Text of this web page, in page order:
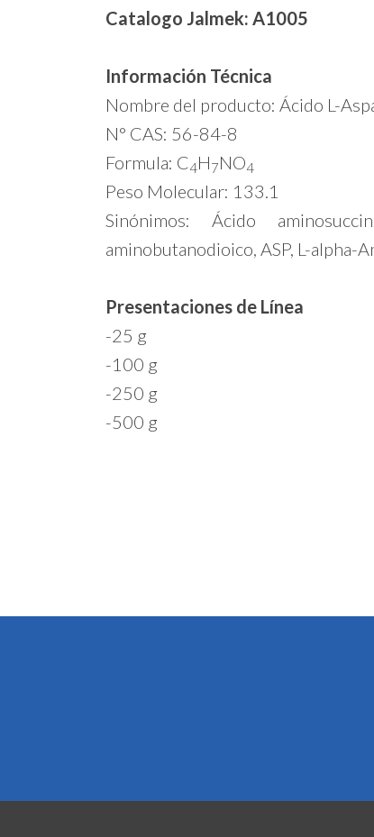
Catalogo Jalmek: A1005
Información Técnica
Nombre del producto: Ácido L-
N° CAS: 56-84-8
Formula: C4H7NO4
Peso Molecular: 133.1
Sinónimos: Ácido
aminobutanodioico, ASP, L-alpha-
Presentaciones de Línea
-25 g
-100 g
-250 g
-500 g